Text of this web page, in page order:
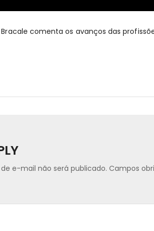
Bracale comenta os avanços das
e-mail não será publicado. Campos